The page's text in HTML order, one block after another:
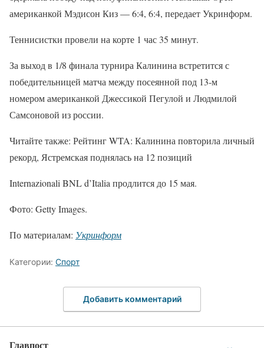
американкой Мэдисон Киз — 6:4, 6:4, передает Укринформ.
Теннисистки провели на корте 1 час 35 минут.
За выход в 1/8 финала турнира Калинина встретится с
победительницей матча между посеянной под 13-м
номером американкой Джессикой Пегулой и Людмилой
Самсоновой из россии.
Читайте также: Рейтинг WTA: Калинина повторила личный
рекорд, Ястремская поднялась на 12 позиций
Internazionali BNL d’Italia продлится до 15 мая.
Фото: Getty Images.
По материалам: Укринформ
Категории: Спорт
Добавить комментарий
Главпост